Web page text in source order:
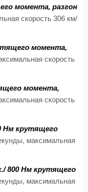
момента, разгон
скорость 306 км/
момента,
скорость
момента,
скорость
Нм крутящего
максимальная
800 Нм крутящего
максимальная